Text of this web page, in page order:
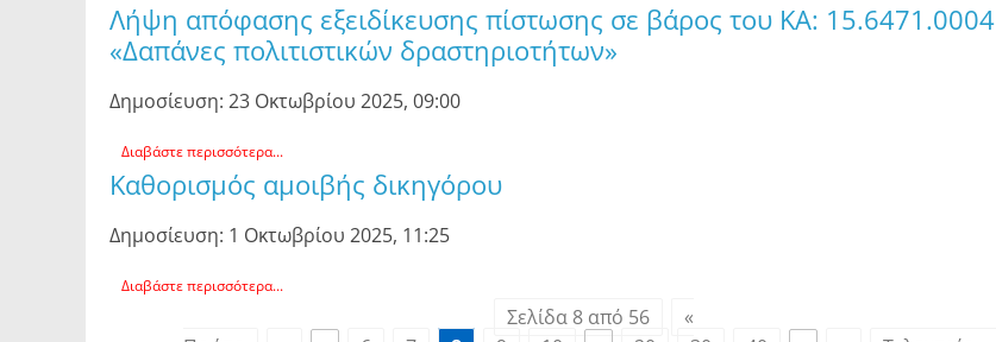
Λήψη απόφασης εξειδίκευσης πίστωσης σε βάρος του ΚΑ: 15.6471.0004
«Δαπάνες πολιτιστικών δραστηριοτήτων»
Δημοσίευση: 23 Οκτωβρίου 2025, 09:00
Διαβάστε περισσότερα...
Καθορισμός αμοιβής δικηγόρου
Δημοσίευση: 1 Οκτωβρίου 2025, 11:25
Διαβάστε περισσότερα...
Σελίδα 8 από 56
«